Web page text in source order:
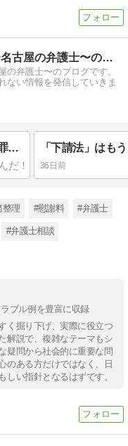
山口統平法律事務所〜名古屋の弁護士〜のブログ
の弁護士〜のブログです。
ない情報を発信していきま
お子様ランチの日の丸、破いたら犯罪？ 意外と知らない「国旗損壊罪」
36日前
整理 #慰謝料 #弁護士
#弁護士相談
ブル例を豊富に収録
く掘り下げ、実際に役立つ
解説で、複雑なテーマもシ
疑問から社会的に重要な問
のある方だけではなく、日
い指針となるはずです。